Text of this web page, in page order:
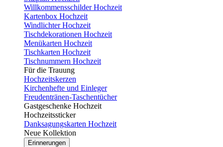
Willkommensschilder Hochzeit
Kartenbox Hochzeit
Windlichter Hochzeit
Tischdekorationen Hochzeit
Menükarten Hochzeit
Tischkarten Hochzeit
Tischnummern Hochzeit
Für die Trauung
Hochzeitskerzen
Kirchenhefte und Einleger
Freudentränen-Taschentücher
Gastgeschenke Hochzeit
Hochzeitssticker
Danksagungskarten Hochzeit
Neue Kollektion
Erinnerungen